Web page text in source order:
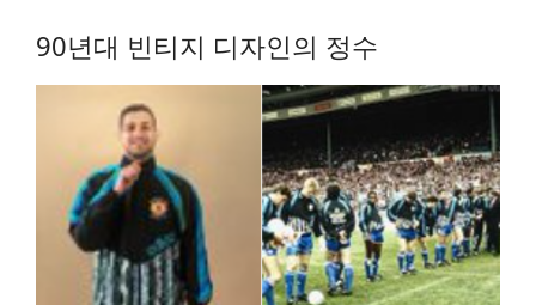
90년대 빈티지 디자인의 정수